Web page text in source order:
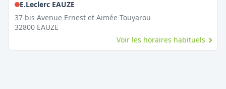
E.Leclerc EAUZE,
37 bis Avenue Ernest et Aimée Touyarou
32800 EAUZE
Voir les horaires habituels